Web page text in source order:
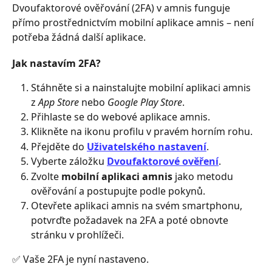
Dvoufaktorové ověřování (2FA) v amnis funguje
přímo prostřednictvím mobilní aplikace amnis – není
potřeba žádná další aplikace.
Jak nastavím 2FA?
Stáhněte si a nainstalujte mobilní aplikaci amnis
z App Store nebo Google Play Store.
Přihlaste se do webové aplikace amnis.
Klikněte na ikonu profilu v pravém horním rohu.
Přejděte do Uživatelského nastavení.
Vyberte záložku Dvoufaktorové ověření.
Zvolte mobilní aplikaci amnis jako metodu
ověřování a postupujte podle pokynů.
Otevřete aplikaci amnis na svém smartphonu,
potvrďte požadavek na 2FA a poté obnovte
stránku v prohlížeči.
✅ Vaše 2FA je nyní nastaveno.